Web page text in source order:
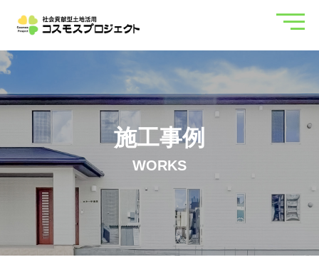
施工事例
WORKS